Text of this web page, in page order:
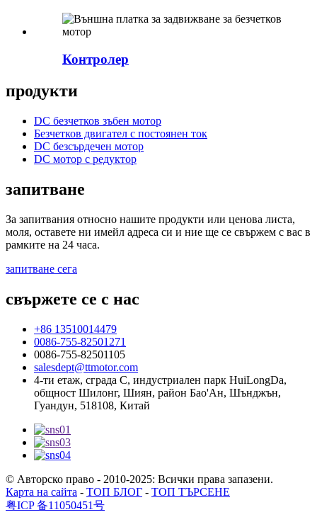
Контролер
продукти
DC безчетков зъбен мотор
Безчетков двигател с постоянен ток
DC безсърдечен мотор
DC мотор с редуктор
запитване
За запитвания относно нашите продукти или ценова листа,
моля, оставете ни имейл адреса си и ние ще се свържем с вас в
рамките на 24 часа.
запитване сега
свържете се с нас
+86 13510014479
0086-755-82501271
0086-755-82501105
salesdept@ttmotor.com
4-ти етаж, сграда C, индустриален парк HuiLongDa,
общност Шилонг, Шиян, район Бао'Ан, Шънджън,
Гуандун, 518108, Китай
© Авторско право - 2010-2025: Всички права запазени.
Карта на сайта - ТОП БЛОГ - ТОП ТЪРСЕНЕ
粤ICP 备11050451号